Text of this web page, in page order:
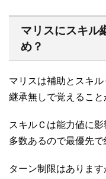
マリスにスキル
め？
マリスは補助とスキル
継承無しで覚えること
スキルＣは能力値に
多数あるので最優先で
ターン制限はありま